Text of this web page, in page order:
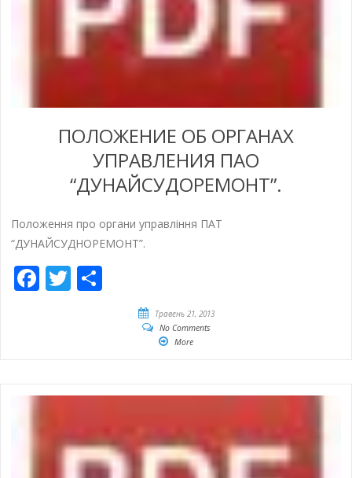
ПОЛОЖЕНИЕ ОБ ОРГАНАХ
УПРАВЛЕНИЯ ПАО
“ДУНАЙСУДОРЕМОНТ”.
Положення про органи управління ПАТ
“ДУНАЙСУДНОРЕМОНТ”.
Facebook
Twitter
Травень 21, 2013
No Comments
More